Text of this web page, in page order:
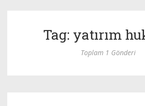
Tag: yatırım
Toplam 1 Gönderi